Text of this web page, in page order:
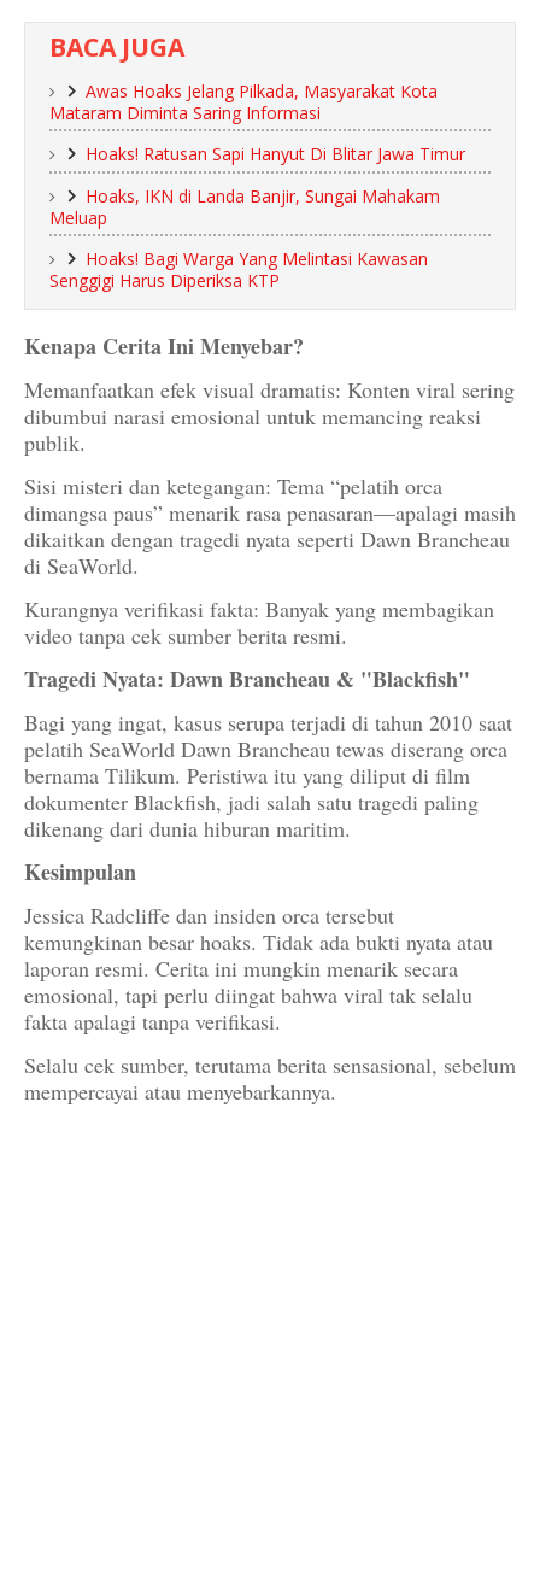
BACA JUGA
Awas Hoaks Jelang Pilkada, Masyarakat Kota
Mataram Diminta Saring Informasi
Hoaks! Ratusan Sapi Hanyut Di Blitar Jawa Timur
Hoaks, IKN di Landa Banjir, Sungai Mahakam
Meluap
Hoaks! Bagi Warga Yang Melintasi Kawasan
Senggigi Harus Diperiksa KTP
Kenapa Cerita Ini Menyebar?
Memanfaatkan efek visual dramatis: Konten viral sering
dibumbui narasi emosional untuk memancing reaksi
publik.
Sisi misteri dan ketegangan: Tema “pelatih orca
dimangsa paus” menarik rasa penasaran—apalagi masih
dikaitkan dengan tragedi nyata seperti Dawn Brancheau
di SeaWorld.
Kurangnya verifikasi fakta: Banyak yang membagikan
video tanpa cek sumber berita resmi.
Tragedi Nyata: Dawn Brancheau & "Blackfish"
Bagi yang ingat, kasus serupa terjadi di tahun 2010 saat
pelatih SeaWorld Dawn Brancheau tewas diserang orca
bernama Tilikum. Peristiwa itu yang diliput di film
dokumenter Blackfish, jadi salah satu tragedi paling
dikenang dari dunia hiburan maritim.
Kesimpulan
Jessica Radcliffe dan insiden orca tersebut
kemungkinan besar hoaks. Tidak ada bukti nyata atau
laporan resmi. Cerita ini mungkin menarik secara
emosional, tapi perlu diingat bahwa viral tak selalu
fakta apalagi tanpa verifikasi.
Selalu cek sumber, terutama berita sensasional, sebelum
mempercayai atau menyebarkannya.